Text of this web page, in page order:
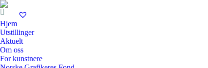
Hjem
Utstillinger
Aktuelt
Om oss
For kunstnere